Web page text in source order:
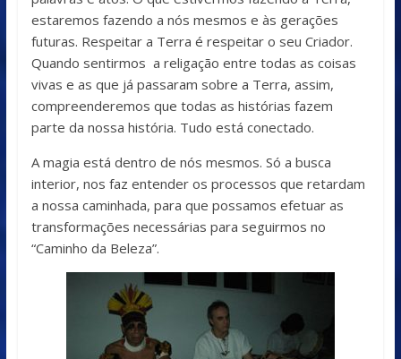
estaremos fazendo a nós mesmos e às gerações
futuras. Respeitar a Terra é respeitar o seu Criador.
Quando sentirmos a religação entre todas as coisas
vivas e as que já passaram sobre a Terra, assim,
compreenderemos que todas as histórias fazem
parte da nossa história. Tudo está conectado.
A magia está dentro de nós mesmos. Só a busca
interior, nos faz entender os processos que retardam
a nossa caminhada, para que possamos efetuar as
transformações necessárias para seguirmos no
“Caminho da Beleza”.